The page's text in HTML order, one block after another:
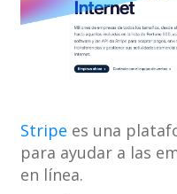
Stripe es una
para ayudar a las
en línea.